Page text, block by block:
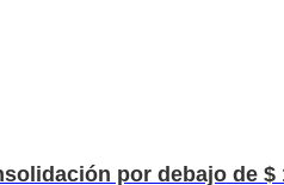
por debajo de $